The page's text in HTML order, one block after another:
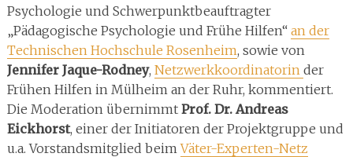
Psychologie und Schwerpunktbeauftragter
„Pädagogische Psychologie und Frühe Hilfen“ an der
Technischen Hochschule Rosenheim, sowie von
Jennifer Jaque-Rodney, Netzwerkkoordinatorin der
Frühen Hilfen in Mülheim an der Ruhr, kommentiert.
Die Moderation übernimmtProf. Dr. Andreas
Eickhorst, einer der Initiatoren der Projektgruppe und
u.a. Vorstandsmitglied beimVäter-Experten-Netz